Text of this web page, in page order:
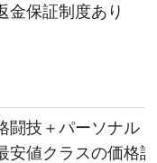
金保証制度あり
闘技＋パーソナル
安値クラスの価格